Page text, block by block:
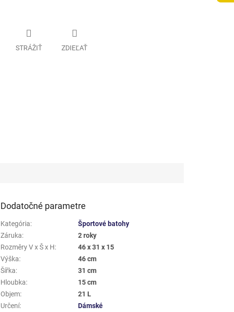
STRÁŽIŤ ZDIEĽAŤ
Dodatočné parametre
Kategória:
Športové batohy
Záruka:
2 roky
Rozměry V x Š x H:
46 x 31 x 15
Výška:
46 cm
Šířka:
31 cm
Hloubka:
15 cm
Objem:
21 L
Určení:
Dámské